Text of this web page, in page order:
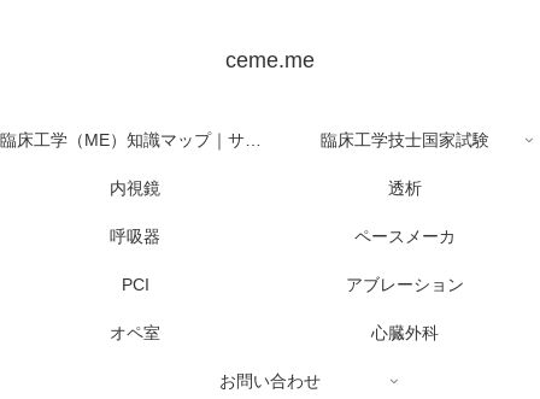
ceme.me
臨床工学（ME）知識マップ｜サイト全体の目次 臨床工学技士国家試験
内視鏡 透析
呼吸器 ペースメーカ
PCI アブレーション
オペ室 心臓外科
お問い合わせ